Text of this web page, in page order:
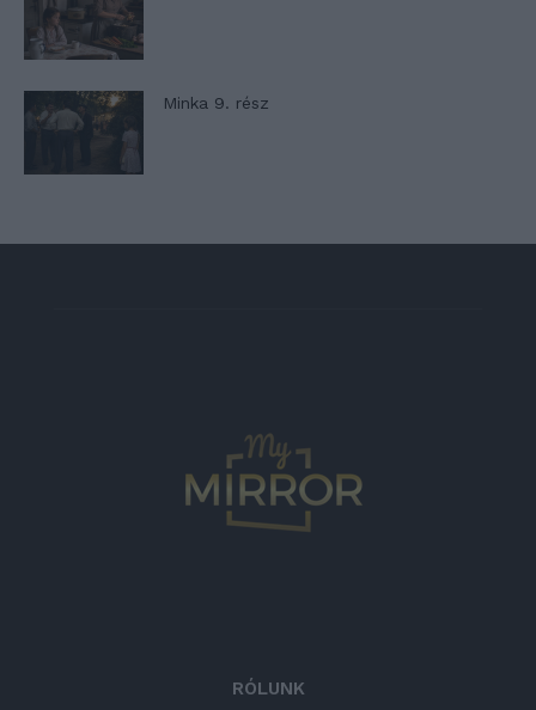
Minka 9. rész
RÓLUNK